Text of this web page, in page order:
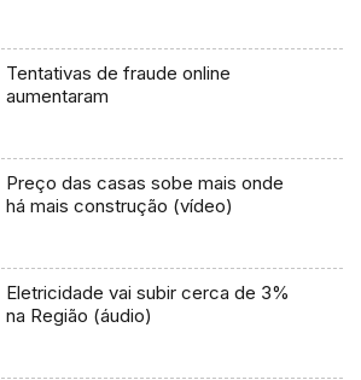
Tentativas de fraude online
aumentaram
Preço das casas sobe mais onde
há mais construção (vídeo)
Eletricidade vai subir cerca de 3%
na Região (áudio)